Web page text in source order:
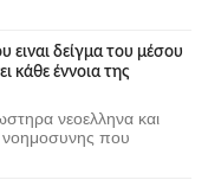
ειναι δείγμα του μέσου
κάθε έννοια της
νεοελληνα και
νοημοσυνης που